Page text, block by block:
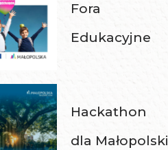
Fora
Edukacyjne
Hackathon
dla Małopolski